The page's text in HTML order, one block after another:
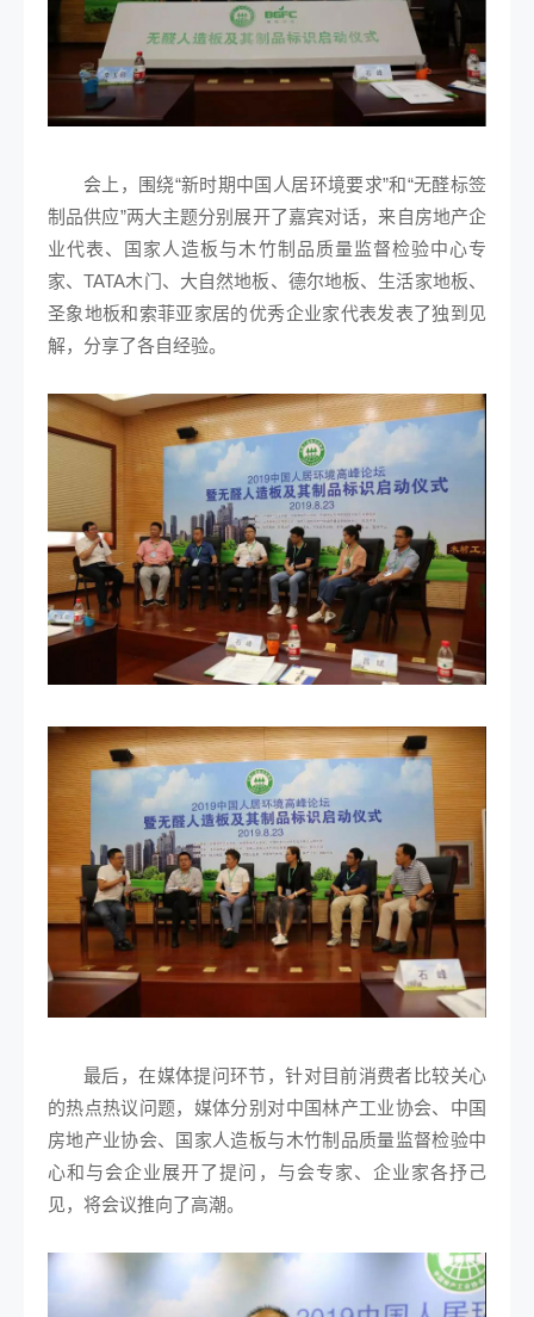
会上，围绕“新时期中国人居环境要求”和“无醛标签
制品供应”两大主题分别展开了嘉宾对话，来自房地产企
业代表、国家人造板与木竹制品质量监督检验中心专
家、TATA木门、大自然地板、德尔地板、生活家地板、
圣象地板和索菲亚家居的优秀企业家代表发表了独到见
解，分享了各自经验。
最后，在媒体提问环节，针对目前消费者比较关心
的热点热议问题，媒体分别对中国林产工业协会、中国
房地产业协会、国家人造板与木竹制品质量监督检验中
心和与会企业展开了提问，与会专家、企业家各抒己
见，将会议推向了高潮。